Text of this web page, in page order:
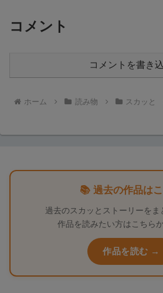
コメント
コメントを書き
ホーム 読み物 スカッと
📚 過去の作品は
過去のスカッとストーリーをま
作品を読みたい方はこちら
作品を読む →